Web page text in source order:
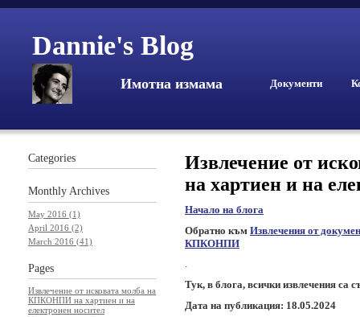
Dannie's Blog
Имотна измама Документи
Извлечение от
на хартиен и на
Начало на блога
Обратно към Извлечения от
КПКОНПИ
.
Тук, в блога, всички извлечения са
Дата на публикация: 18.05.2024
Categories
Monthly Archives
May 2016 (1)
April 2016 (2)
March 2016 (41)
Pages
Извлечение от исковата молба на
КПКОНПИ на хартиен и на
електронен носител